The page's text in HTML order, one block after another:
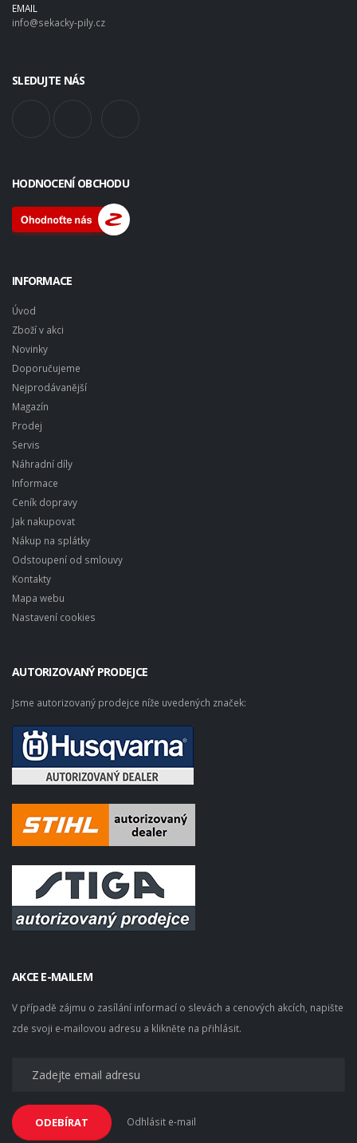
EMAIL
info@sekacky-pily.cz
SLEDUJTE NÁS
HODNOCENÍ OBCHODU
INFORMACE
Úvod
Zboží v akci
Novinky
Doporučujeme
Nejprodávanější
Magazín
Prodej
Servis
Náhradní díly
Informace
Ceník dopravy
Jak nakupovat
Nákup na splátky
Odstoupení od smlouvy
Kontakty
Mapa webu
Nastavení cookies
AUTORIZOVANÝ PRODEJCE
Jsme autorizovaný prodejce níže uvedených značek:
AKCE E-MAILEM
V případě zájmu o zasílání informací o slevách a cenových akcích, napište
zde svoji e-mailovou adresu a klikněte na přihlásit.
ODEBÍRAT Odhlásit e-mail